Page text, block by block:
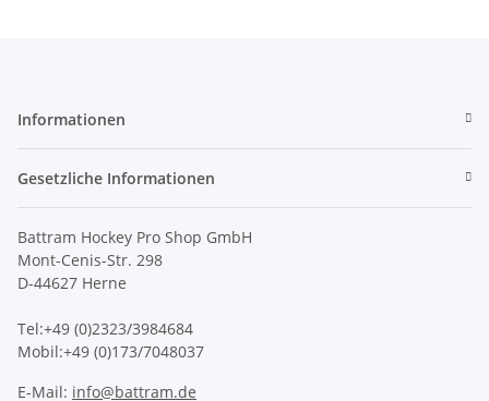
Informationen
Gesetzliche Informationen
Battram Hockey Pro Shop GmbH
Mont-Cenis-Str. 298
D-44627 Herne
Tel:+49 (0)2323/3984684
Mobil:+49 (0)173/7048037
E-Mail: info@battram.de